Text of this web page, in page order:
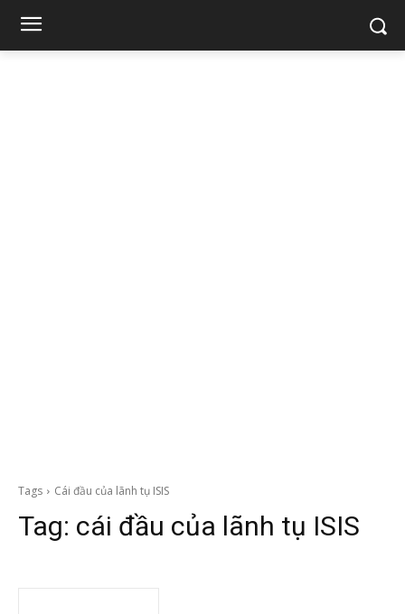
Tags Cái đầu của lãnh tụ ISIS
Tag: cái đầu của lãnh tụ ISIS